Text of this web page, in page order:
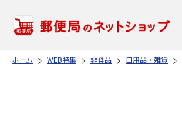
ホーム WEB特集 非食品 日用品・雑貨